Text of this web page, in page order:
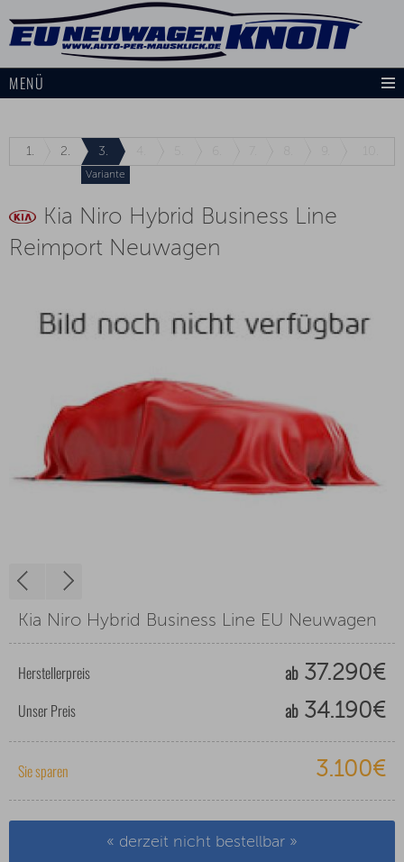
MENÜ
1. 2. 3.
Variante
Kia Niro Hybrid Business Line
Reimport Neuwagen
Kia Niro Hybrid Business Line EU Neuwagen
Herstellerpreis ab37.290€
Unser Preis ab34.190€
Sie sparen 3.100€
« derzeit nicht bestellbar »